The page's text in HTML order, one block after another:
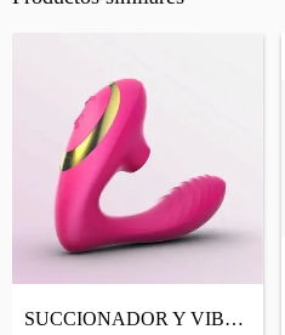
SUCCIONADOR Y VIBRADOR - 2 EN 1 - CONTEN...